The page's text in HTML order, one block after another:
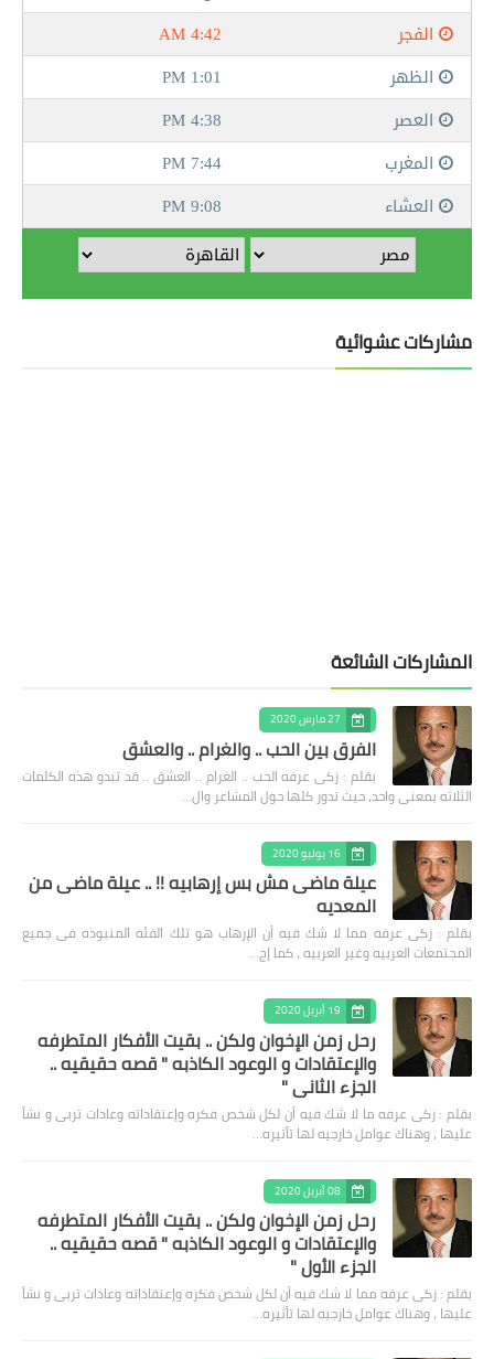
مشاركات عشوائية
المشاركات الشائعة
27 مارس 2020
الفرق بين الحب .. والغرام .. والعشق
بقلم : زكى عرفه الحب .. الغرام .. العشق .. قد تبدو هذه الكلمات
الثلاثه بمعنى واحد، حيث تدور كلها حول المشاعر وال…
16 يوليو 2020
عيلة ماضى مش بس إرهابيه !! .. عيلة ماضى من
المعديه
بقلم : زكى عرفه مما لا شك فيه أن الإرهاب هو تلك الفئه المنبوذه فى جميع
المجتمعات العربيه وغير العربيه ، كما إج…
19 أبريل 2020
رحل زمن الإخوان ولكن .. بقيت الأفكار المتطرفه
والإعتقادات و الوعود الكاذبه " قصه حقيقيه ..
الجزء الثاني "
بقلم : زكى عرفه ‎ما لا شك فيه أن لكل شخص فكره وإعتقاداته وعادات تربى و نشأ
عليها ، وهناك عوامل خارجيه لها تأثيره…
08 أبريل 2020
رحل زمن الإخوان ولكن .. بقيت الأفكار المتطرفه
والإعتقادات و الوعود الكاذبه " قصه حقيقيه ..
الجزء الأول "
بقلم : زكى عرفه مما لا شك فيه أن لكل شخص فكره وإعتقاداته وعادات تربى و نشأ
عليها ، وهناك عوامل خارجيه لها تأثيره…